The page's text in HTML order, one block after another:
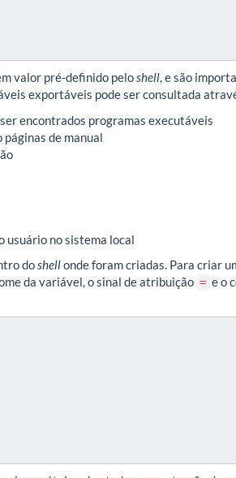
valor pré-definido peloshell, e são
exportáveis pode ser consultada
encontrados programas executáveis
de manual
usuário no sistema local
doshellonde foram criadas. Para criar
da variável, o sinal de atribuição = e o